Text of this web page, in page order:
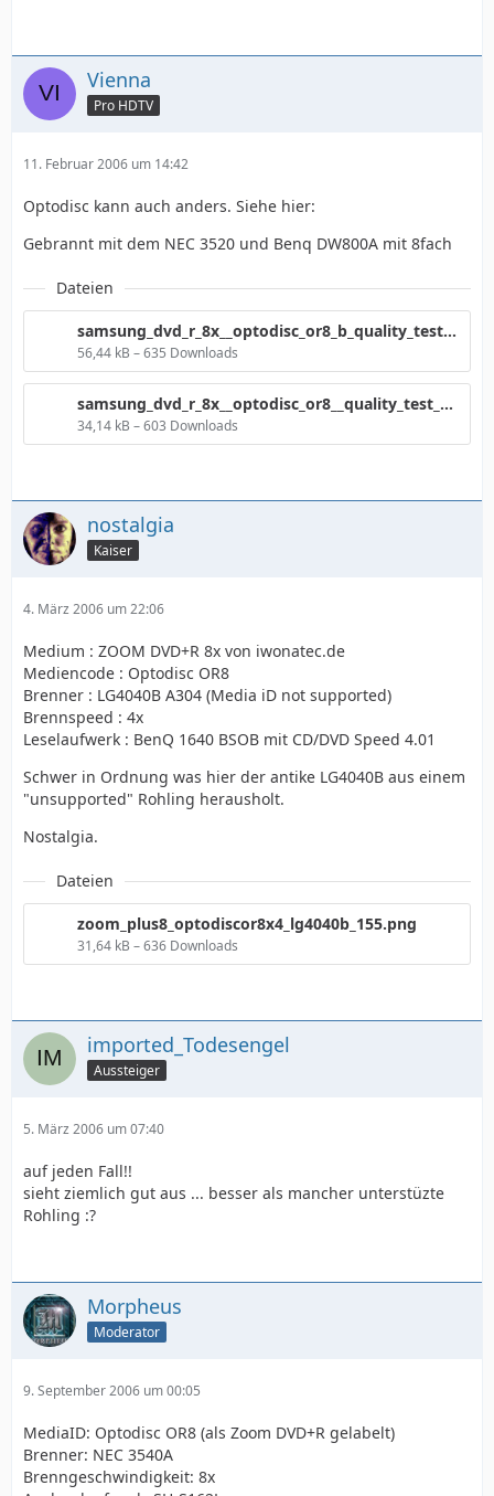
Vienna
Pro HDTV
11. Februar 2006 um 14:42
Optodisc kann auch anders. Siehe hier:
Gebrannt mit dem NEC 3520 und Benq DW800A mit 8fach
Dateien
samsung_dvd_r_8x__optodisc_or8_b_quality_test_211.png
56,44 kB – 635 Downloads
samsung_dvd_r_8x__optodisc_or8__quality_test_170.png
34,14 kB – 603 Downloads
nostalgia
Kaiser
4. März 2006 um 22:06
Medium : ZOOM DVD+R 8x von iwonatec.de
Mediencode : Optodisc OR8
Brenner : LG4040B A304 (Media iD not supported)
Brennspeed : 4x
Leselaufwerk : BenQ 1640 BSOB mit CD/DVD Speed 4.01
Schwer in Ordnung was hier der antike LG4040B aus einem
"unsupported" Rohling herausholt.
Nostalgia.
Dateien
zoom_plus8_optodiscor8x4_lg4040b_155.png
31,64 kB – 636 Downloads
imported_Todesengel
Aussteiger
5. März 2006 um 07:40
auf jeden Fall!!
sieht ziemlich gut aus ... besser als mancher unterstüzte
Rohling :?
Morpheus
Moderator
9. September 2006 um 00:05
MediaID: Optodisc OR8 (als Zoom DVD+R gelabelt)
Brenner: NEC 3540A
Brenngeschwindigkeit: 8x